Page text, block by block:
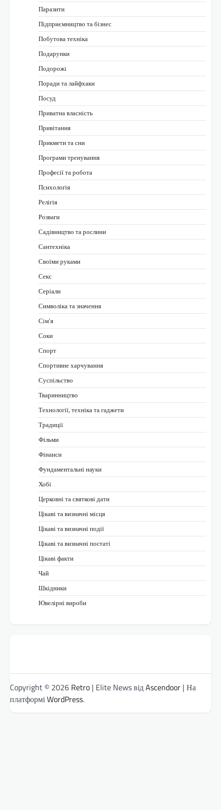
Паразити
Підприємництво та бізнес
Побутова техніка
Подарунки
Подорожі
Поради та лайфхаки
Посуд
Приватна власність
Привітання
Прикмети та сни
Програми тренування
Професії та робота
Психологія
Релігія
Розваги
Садівництво та рослини
Сантехніка
Своїми руками
Секс
Серіали
Символіка та значення
Сім’я
Соки
Спорт
Спортивне харчування
Суспільство
Тваринництво
Технології, техніка та гаджети
Традиції
Фільми
Фінанси
Фундаментальні науки
Хобі
Церковні та святкові дати
Цікаві та визначні місця
Цікаві та визначні події
Цікаві та визначні постаті
Цікаві факти
Чай
Шкідники
Ювелірні вироби
Copyright © 2026 Retro | Elite News відAscendoor | На
платформіWordPress.